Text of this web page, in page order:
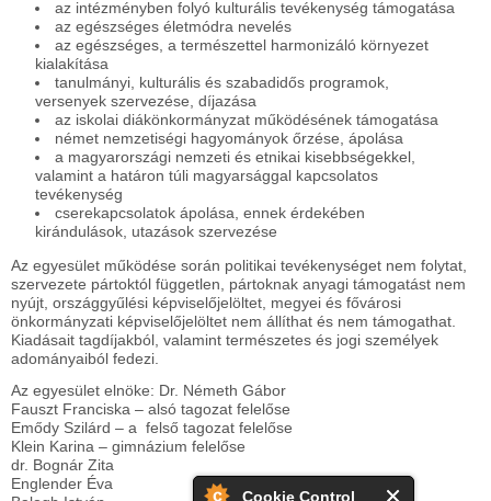
Cookie Control
az intézményben folyó kulturális tevékenység támogatása
az egészséges életmódra nevelés
az egészséges, a természettel harmonizáló környezet
kialakítása
tanulmányi, kulturális és szabadidős programok,
versenyek szervezése, díjazása
az iskolai diákönkormányzat működésének támogatása
német nemzetiségi hagyományok őrzése, ápolása
a magyarországi nemzeti és etnikai kisebbségekkel,
valamint a határon túli magyarsággal kapcsolatos
tevékenység
cserekapcsolatok ápolása, ennek érdekében
kirándulások, utazások szervezése
Az egyesület működése során politikai tevékenységet nem folytat,
szervezete pártoktól független, pártoknak anyagi támogatást nem
nyújt, országgyűlési képviselőjelöltet, megyei és fővárosi
önkormányzati képviselőjelöltet nem állíthat és nem támogathat.
Kiadásait tagdíjakból, valamint természetes és jogi személyek
adományaiból fedezi.
Az egyesület elnöke: Dr. Németh Gábor
Fauszt Franciska – alsó tagozat felelőse
Emődy Szilárd – a felső tagozat felelőse
Klein Karina – gimnázium felelőse
dr. Bognár Zita
Englender Éva